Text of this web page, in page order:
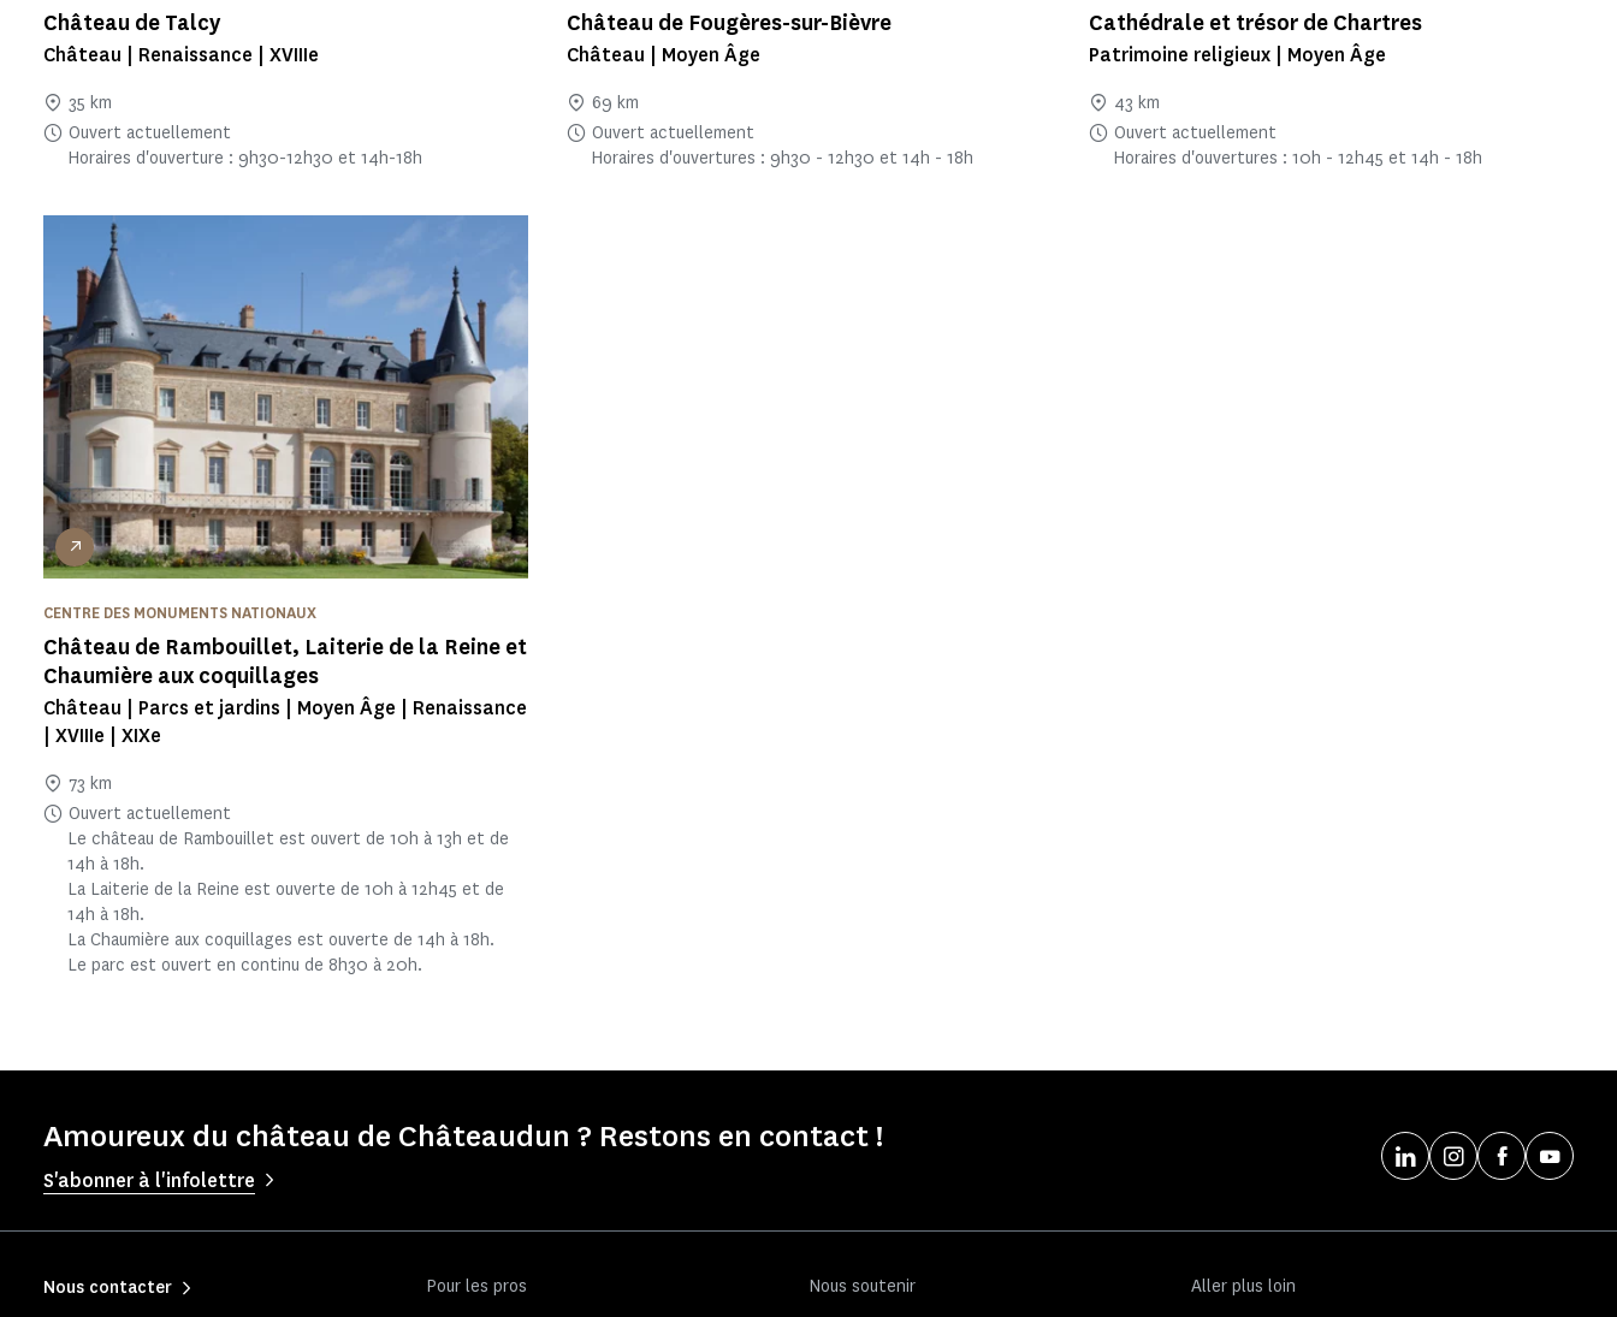
Château de Talcy
Château | Renaissance | XVIIIe
35 km
Ouvert actuellement
Horaires d'ouverture : 9h30-12h30 et 14h-18h
Château de Fougères-sur-Bièvre
Château | Moyen Âge
69 km
Ouvert actuellement
Horaires d'ouvertures : 9h30 - 12h30 et 14h - 18h
Cathédrale et trésor de Chartres
Patrimoine religieux | Moyen Âge
43 km
Ouvert actuellement
Horaires d'ouvertures : 10h - 12h45 et 14h - 18h
Château de Rambouillet, Laiterie de la Reine et
Chaumière aux coquillages
CENTRE DES MONUMENTS NATIONAUX
Château | Parcs et jardins | Moyen Âge | Renaissance
| XVIIIe | XIXe
73 km
Ouvert actuellement
Le château de Rambouillet est ouvert de 10h à 13h et de
14h à 18h.
La Laiterie de la Reine est ouverte de 10h à 12h45 et de
14h à 18h.
La Chaumière aux coquillages est ouverte de 14h à 18h.
Le parc est ouvert en continu de 8h30 à 20h.
Amoureux du château de Châteaudun ? Restons en contact !
S'abonner à l'infolettre
Pour les pros
Nous soutenir
Aller plus loin
Nous contacter